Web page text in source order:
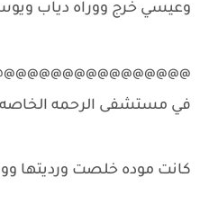
وعيسي خرج ووراه دياب
في مستشفى الرحمه
كانت موده خلصت ورديتها